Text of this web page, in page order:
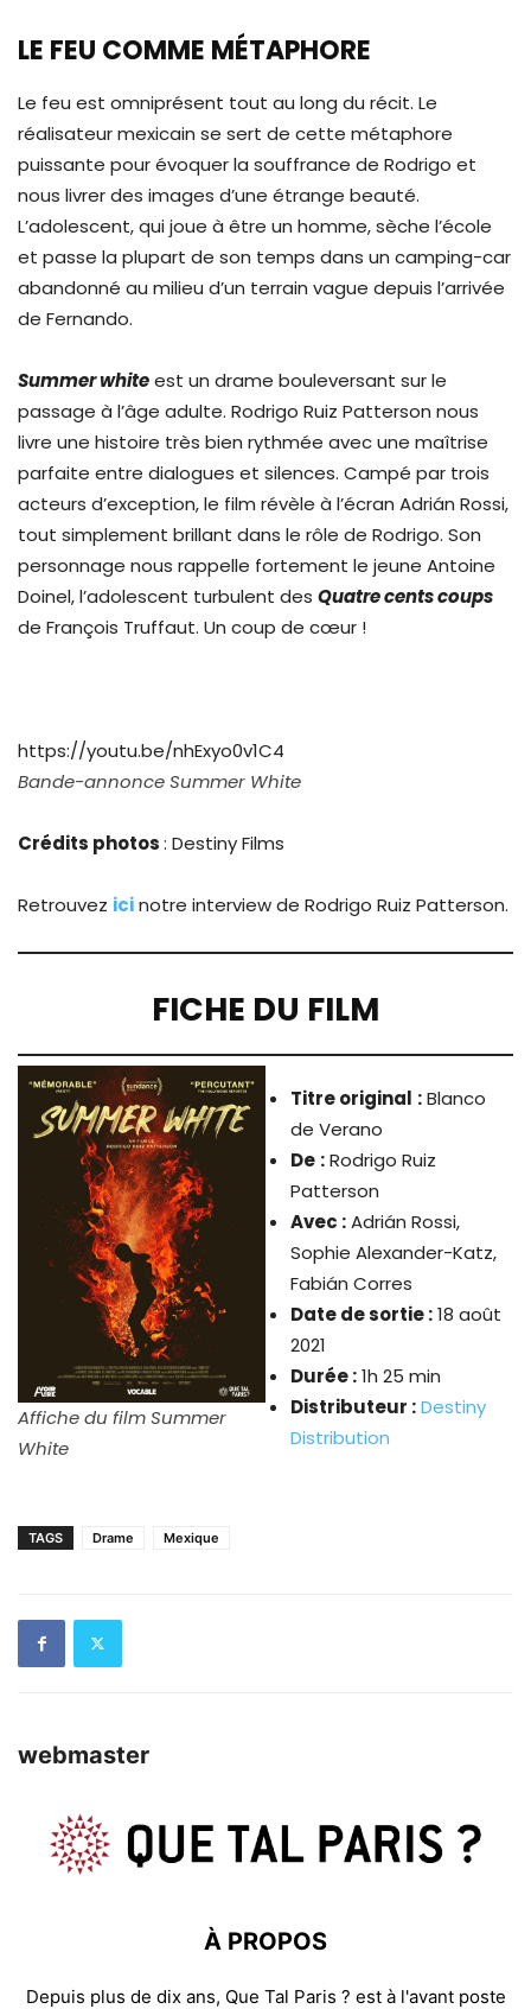
LE FEU COMME MÉTAPHORE
Le feu est omniprésent tout au long du récit. Le
réalisateur mexicain se sert de cette métaphore
puissante pour évoquer la souffrance de Rodrigo et
nous livrer des images d’une étrange beauté.
L’adolescent, qui joue à être un homme, sèche l’école
et passe la plupart de son temps dans un camping-car
abandonné au milieu d’un terrain vague depuis l’arrivée
de Fernando.
Summer whiteest un drame bouleversant sur le
passage à l’âge adulte. Rodrigo Ruiz Patterson nous
livre une histoire très bien rythmée avec une maîtrise
parfaite entre dialogues et silences. Campé par trois
acteurs d’exception, le film révèle à l’écran Adrián Rossi,
tout simplement brillant dans le rôle de Rodrigo. Son
personnage nous rappelle fortement le jeune Antoine
Doinel, l’adolescent turbulent des Quatre cents coups
de François Truffaut. Un coup de cœur !
https://youtu.be/nhExyo0v1C4
Bande-annonce Summer White
Crédits photos: Destiny Films
Retrouvez icinotre interview de Rodrigo Ruiz Patterson.
FICHE DU FILM
Affiche du film Summer
White
Titre original :Blanco
de Verano
De :Rodrigo Ruiz
Patterson
Avec :Adrián Rossi,
Sophie Alexander-Katz,
Fabián Corres
Date de sortie :18 août
2021
Durée :1h 25 min
Distributeur :Destiny
Distribution
TAGS Drame Mexique
webmaster
À PROPOS
Depuis plus de dix ans, Que Tal Paris ? est à l'avant poste